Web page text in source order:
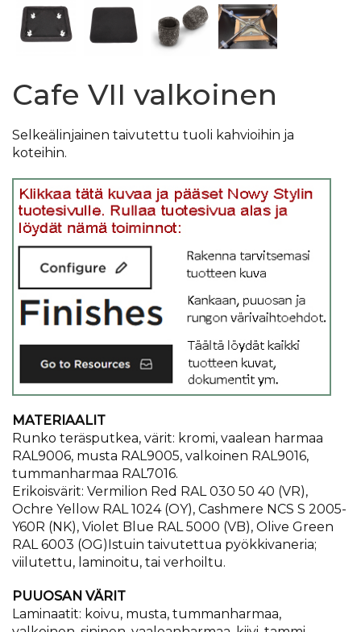
Cafe VII valkoinen
Selkeälinjainen taivutettu tuoli kahvioihin ja
koteihin.
MATERIAALIT
Runko teräsputkea, värit: kromi, vaalean harmaa
RAL9006, musta RAL9005, valkoinen RAL9016,
tummanharmaa RAL7016.
Erikoisvärit: Vermilion Red RAL 030 50 40 (VR),
Ochre Yellow RAL 1024 (OY), Cashmere NCS S 2005-
Y60R (NK), Violet Blue RAL 5000 (VB), Olive Green
RAL 6003 (OG)Istuin taivutettua pyökkivaneria;
viilutettu, laminoitu, tai verhoiltu.
PUUOSAN VÄRIT
Laminaatit: koivu, musta, tummanharmaa,